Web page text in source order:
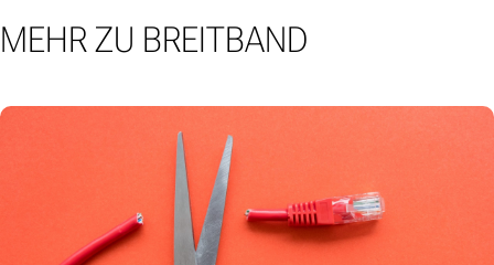
MEHR ZU BREITBAND